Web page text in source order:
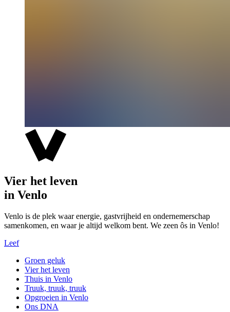
Vier het leven
in Venlo
Venlo is de plek waar energie, gastvrijheid en ondernemerschap
samenkomen, en waar je altijd welkom bent. We zeen ôs in Venlo!
Leef
Groen geluk
Vier het leven
Thuis in Venlo
Truuk, truuk, truuk
Opgroeien in Venlo
Ons DNA